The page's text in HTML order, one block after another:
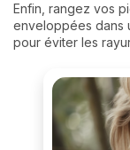
Enfin, rangez vos
enveloppées dans
pour éviter les